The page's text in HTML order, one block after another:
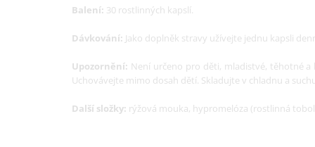
Balení: 30 rostlinných kapslí.
Dávkování: Jako doplněk stravy užívejte jednu kapsli
Upozornění: Není určeno pro děti, mladistvé, těhotné
Uchovávejte mimo dosah dětí. Skladujte v chladnu a
Další složky: rýžová mouka, hypromelóza (rostlinná